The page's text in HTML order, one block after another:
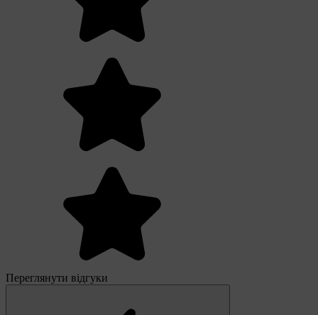
Переглянути відгуки